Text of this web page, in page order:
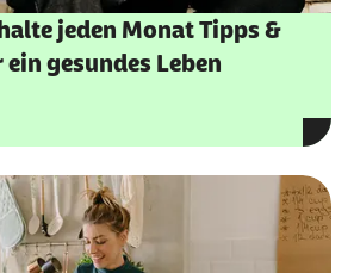
jeden Monat Tipps &
gesundes Leben